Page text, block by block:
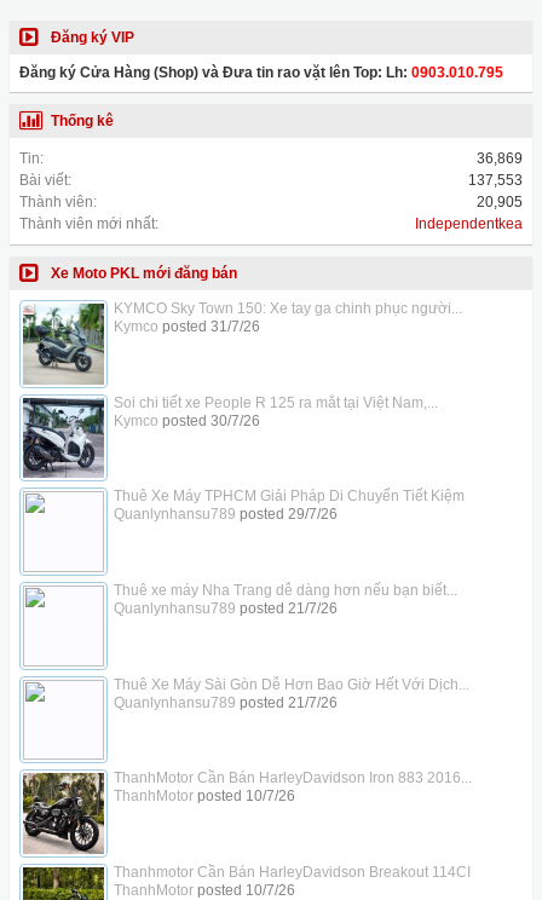
Đăng ký VIP
Đăng ký Cửa Hàng (Shop) và Đưa tin rao vặt lên Top: Lh: 0903.010.795
Thống kê
Tin:
36,869
Bài viết:
137,553
Thành viên:
20,905
Thành viên mới nhất:
Independentkea
Xe Moto PKL mới đăng bán
KYMCO Sky Town 150: Xe tay ga chinh phục người...
Kymco posted 31/7/26
Soi chi tiết xe People R 125 ra mắt tại Việt Nam,...
Kymco posted 30/7/26
Thuê Xe Máy TPHCM Giải Pháp Di Chuyển Tiết Kiệm
Quanlynhansu789 posted 29/7/26
Thuê xe máy Nha Trang dễ dàng hơn nếu bạn biết...
Quanlynhansu789 posted 21/7/26
Thuê Xe Máy Sài Gòn Dễ Hơn Bao Giờ Hết Với Dịch...
Quanlynhansu789 posted 21/7/26
ThanhMotor Cần Bán HarleyDavidson Iron 883 2016...
ThanhMotorposted 10/7/26
Thanhmotor Cần Bán HarleyDavidson Breakout 114CI
ThanhMotorposted 10/7/26